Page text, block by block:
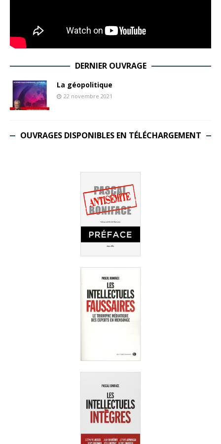
DERNIER OUVRAGE
La géopolitique
22 novembre 2021
OUVRAGES DISPONIBLES EN TÉLÉCHARGEMENT